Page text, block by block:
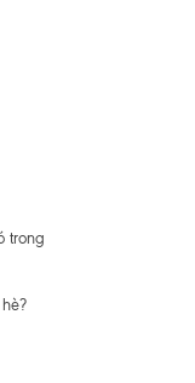
trong